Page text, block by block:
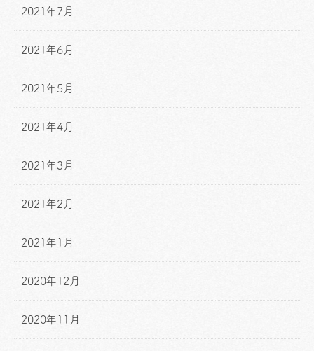
2021年7月
2021年6月
2021年5月
2021年4月
2021年3月
2021年2月
2021年1月
2020年12月
2020年11月